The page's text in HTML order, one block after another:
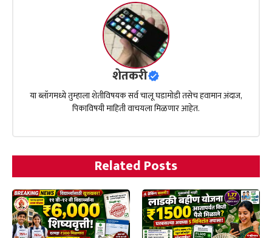
शेतकरी
या ब्लॉगमध्ये तुम्हाला शेतीविषयक सर्व चालू घडामोडी तसेच हवामान अंदाज,
पिकाविषयी माहिती वाचयला मिळणार आहेत.
Related Posts